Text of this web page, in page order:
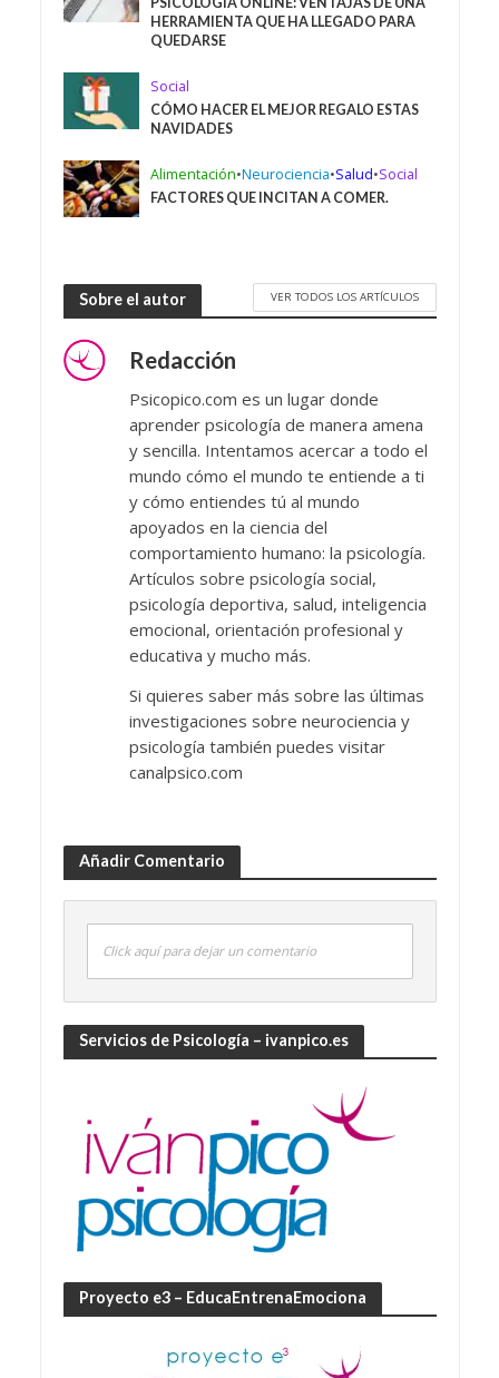
HERRAMIENTA QUE HA LLEGADO PARA
QUEDARSE
Social
CÓMO HACER EL MEJOR REGALO ESTAS
NAVIDADES
Alimentación•Neurociencia•Salud•Social
FACTORES QUE INCITAN A COMER.
Sobre el autor VER TODOS LOS ARTÍCULOS
Redacción
Psicopico.com es un lugar donde
aprender psicología de manera amena
y sencilla. Intentamos acercar a todo el
mundo cómo el mundo te entiende a ti
y cómo entiendes tú al mundo
apoyados en la ciencia del
comportamiento humano: la psicología.
Artículos sobre psicología social,
psicología deportiva, salud, inteligencia
emocional, orientación profesional y
educativa y mucho más.
Si quieres saber más sobre las últimas
investigaciones sobre neurociencia y
psicología también puedes visitar
canalpsico.com
Añadir Comentario
Click aquí para dejar un comentario
Servicios de Psicología – ivanpico.es
Proyecto e3 – EducaEntrenaEmociona